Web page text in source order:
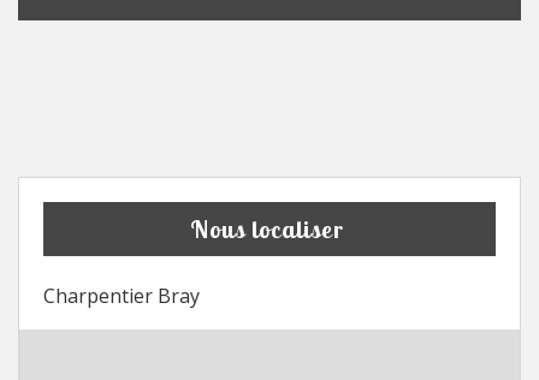
Nous localiser
Charpentier Bray